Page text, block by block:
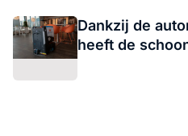
Dankzij de
heeft de